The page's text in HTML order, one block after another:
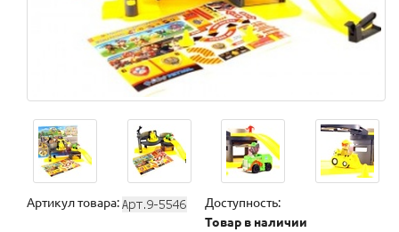
Артикул товара:
Доступность:
Товар в наличии